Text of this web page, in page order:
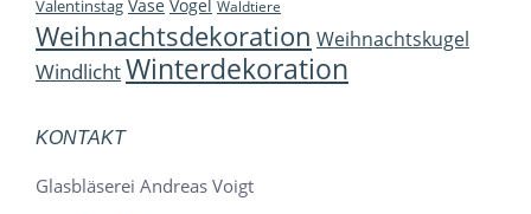
Valentinstag Vase Vogel Waldtiere
Weihnachtsdekoration Weihnachtskugel
WindlichtWinterdekoration
KONTAKT
Glasbläserei Andreas Voigt